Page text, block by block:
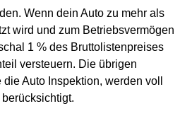
Wenn dein Auto zu mehr als
wird und zum Betriebsvermögen
1 % des Bruttolistenpreises
versteuern. Die übrigen
Auto Inspektion, werden voll